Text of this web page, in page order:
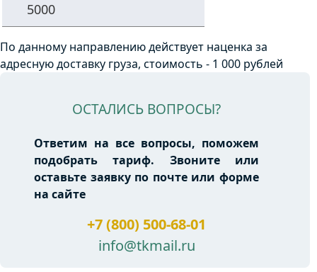
5000
По данному направлению действует наценка за
адресную доставку груза, стоимость - 1 000 рублей
ОСТАЛИСЬ ВОПРОСЫ?
Ответим на все вопросы, поможем
подобрать тариф. Звоните или
оставьте заявку по почте или форме
на сайте
+7 (800) 500-68-01
info@tkmail.ru